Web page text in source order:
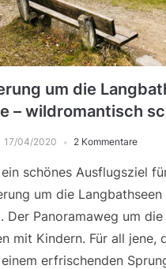
um die
– wildromantisch
17/04/2020 2 Kommentare
schönes Ausflugsziel
um die Langbathseen
Der Panoramaweg um die
mit Kindern. Für all jene,
erfrischenden